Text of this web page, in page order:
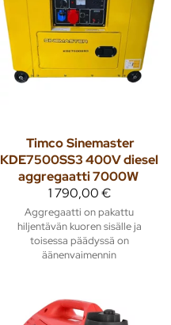
Timco Sinemaster
KDE7500SS3 400V diesel
aggregaatti 7000W
1 790,00 €
Aggregaatti on pakattu
hiljentävän kuoren sisälle ja
toisessa päädyssä on
äänenvaimennin